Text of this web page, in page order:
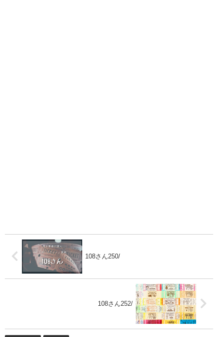
108さん250/
108さん252/